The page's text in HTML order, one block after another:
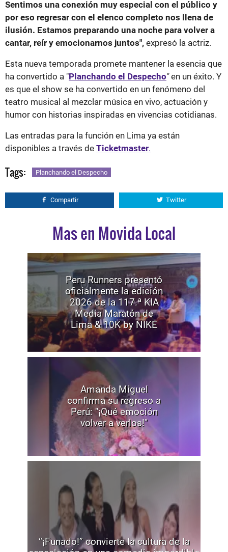
Sentimos una conexión muy especial con el público y
por eso regresar con el elenco completo nos llena de
ilusión. Estamos preparando una noche para volver a
cantar, reír y emocionarnos juntos", expresó la actriz.
Esta nueva temporada promete mantener la esencia que
ha convertido a "Planchando el Despecho"en un éxito. Y
es que el show se ha convertido en un fenómeno del
teatro musical al mezclar música en vivo, actuación y
humor con historias inspiradas en vivencias cotidianas.
Las entradas para la función en Lima ya están
disponibles a través de Ticketmaster.
Tags: Planchando el Despecho
Compartir Twitter
Mas en Movida Local
Peru Runners presentó
oficialmente la edición
2026 de la 117.ª KIA
Media Maratón de
Lima & 10K by NIKE
Amanda Miguel
confirma su regreso a
Perú: "¡Qué emoción
volver a verlos!"
“¡Funado!” convierte la cultura de la